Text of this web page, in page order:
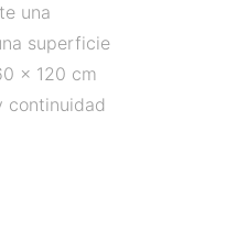
una
superficie
x 120 cm
continuidad